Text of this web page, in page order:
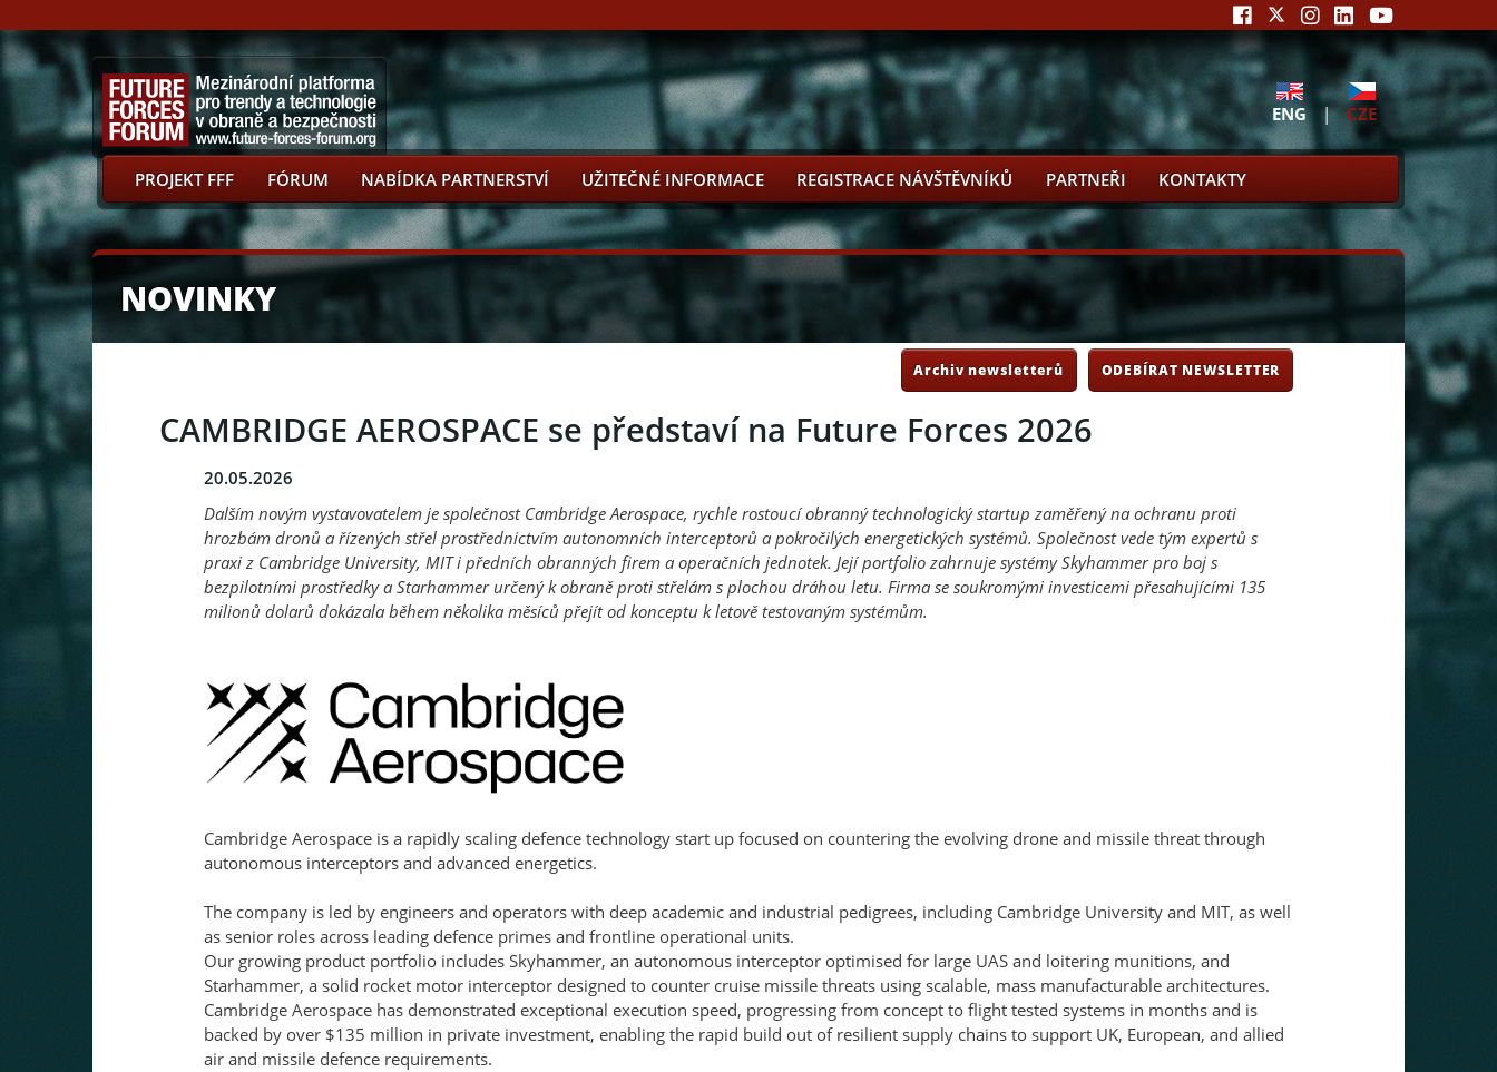
ENG | CZE
PROJEKT FFF FÓRUM NABÍDKA PARTNERSTVÍ UŽITEČNÉ INFORMACE REGISTRACE NÁVŠTĚVNÍKŮ PARTNEŘI KONTAKTY
NOVINKY
ODEBÍRAT NEWSLETTER
Archiv newsletterů
CAMBRIDGE AEROSPACE se představí na Future Forces 2026
20.05.2026
Dalším novým vystavovatelem je společnost Cambridge Aerospace, rychle rostoucí obranný technologický startup zaměřený na ochranu proti
hrozbám dronů a řízených střel prostřednictvím autonomních interceptorů a pokročilých energetických systémů. Společnost vede tým expertů s
praxi z Cambridge University, MIT i předních obranných firem a operačních jednotek. Její portfolio zahrnuje systémy Skyhammer pro boj s
bezpilotními prostředky a Starhammer určený k obraně proti střelám s plochou dráhou letu. Firma se soukromými investicemi přesahujícími 135
milionů dolarů dokázala během několika měsíců přejít od konceptu k letově testovaným systémům.
Cambridge Aerospace is a rapidly scaling defence technology start up focused on countering the evolving drone and missile threat through
autonomous interceptors and advanced energetics.
The company is led by engineers and operators with deep academic and industrial pedigrees, including Cambridge University and MIT, as well
as senior roles across leading defence primes and frontline operational units.
Our growing product portfolio includes Skyhammer, an autonomous interceptor optimised for large UAS and loitering munitions, and
Starhammer, a solid rocket motor interceptor designed to counter cruise missile threats using scalable, mass manufacturable architectures.
Cambridge Aerospace has demonstrated exceptional execution speed, progressing from concept to flight tested systems in months and is
backed by over $135 million in private investment, enabling the rapid build out of resilient supply chains to support UK, European, and allied
air and missile defence requirements.